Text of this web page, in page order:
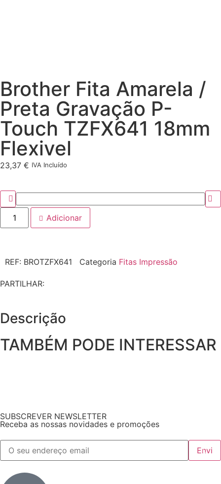
Brother Fita Amarela /
Preta Gravação P-
Touch TZFX641 18mm
Flexivel
23,37 € IVA Incluído
Adicionar
REF: BROTZFX641 Categoria Fitas Impressão
PARTILHAR:
Descrição
TAMBÉM PODE INTERESSAR
SUBSCREVER NEWSLETTER
Receba as nossas novidades e promoções